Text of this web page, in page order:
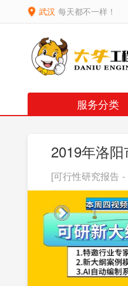
武汉 每天都不一样！
服务分类
2019年洛
[可行性研究报告